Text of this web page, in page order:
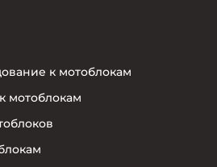
к мотоблокам
мотоблокам